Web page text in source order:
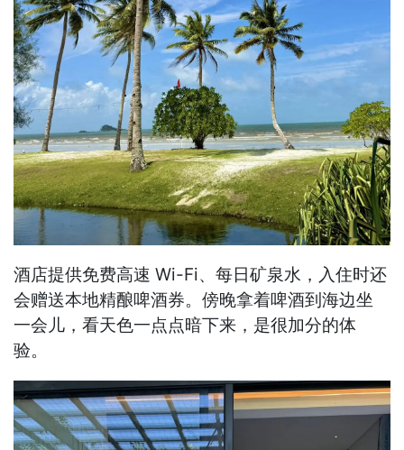
酒店提供免费高速 Wi-Fi、每日矿泉水，入住时还
会赠送本地精酿啤酒券。傍晚拿着啤酒到海边坐
一会儿，看天色一点点暗下来，是很加分的体
验。